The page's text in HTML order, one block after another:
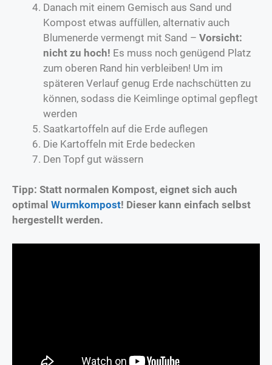
Danach mit einem Gemisch aus Sand und
Kompost etwas auffüllen, alternativ auch
Blumenerde vermengt mit Sand – Vorsicht:
nicht zu hoch! Es muss noch genügend Platz
zum oberen Rand hin verbleiben! Um im
späteren Verlauf genug Erde nachschütten zu
können, sodass die Keimlinge optimal gepflegt
werden
Saatkartoffeln auf die Erde auflegen
Die Kartoffeln mit Erde bedecken
Den Topf gut wässern
Tipp: Statt normalen Kompost, eignet sich auch
optimal Wurmkompost! Dieser kann einfach selbst
hergestellt werden.